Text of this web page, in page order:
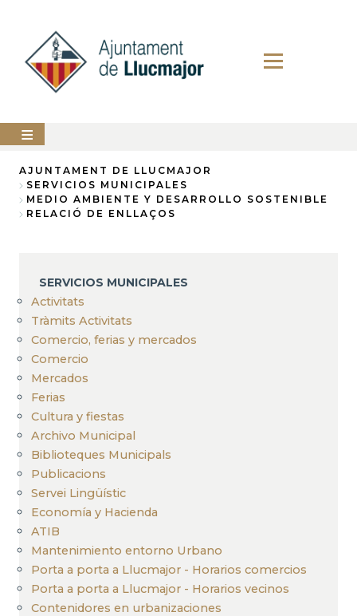
contenido
principal
AYUNTAMIENTO
LLUCMAJOR
PERFIL
DEL
CONTRATANTE
ANUNCIOS
Sobrescribir
enlaces
a
la
navegación
AJUNTAMENT DE LLUCMAJOR
SERVICIOS MUNICIPALES
MEDIO AMBIENTE Y DESARROLLO SOSTENIBLE
RELACIÓ DE ENLLAÇOS
SERVICIOS MUNICIPALES
Activitats
Tràmits Activitats
Comercio, ferias y mercados
Comercio
Mercados
Ferias
Cultura y fiestas
Archivo Municipal
Biblioteques Municipals
Publicacions
Servei Lingüístic
Economía y Hacienda
ATIB
Mantenimiento entorno Urbano
Porta a porta a Llucmajor - Horarios comercios
Porta a porta a Llucmajor - Horarios vecinos
Contenidores en urbanizaciones